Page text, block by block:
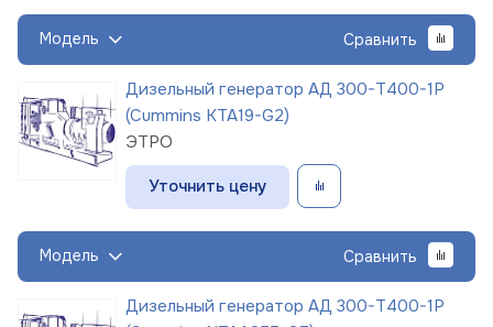
Модель Сравнить
Дизельный генератор АД 300-Т400-1Р
(Cummins KTA19-G2)
ЭТРО
Уточнить цену
Модель Сравнить
Дизельный генератор АД 300-Т400-1Р